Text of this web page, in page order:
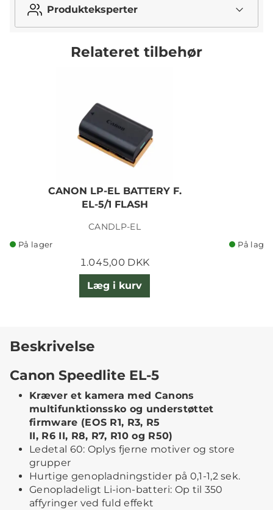
Produkteksperter
Relateret tilbehør
CANON LP-EL BATTERY F.
EL-5/1 FLASH
CANDLP-EL
På lager
1.045,00 DKK
Læg i kurv
På lager
Beskrivelse
Canon Speedlite EL-5
Kræver et kamera med Canons
multifunktionssko og understøttet
firmware (EOS R1, R3, R5
II, R6 II, R8, R7, R10 og R50)
Ledetal 60: Oplys fjerne motiver og store
grupper
Hurtige genopladningstider på 0,1-1,2 sek.
Genopladeligt Li-ion-batteri: Op til 350
affyringer ved fuld effekt